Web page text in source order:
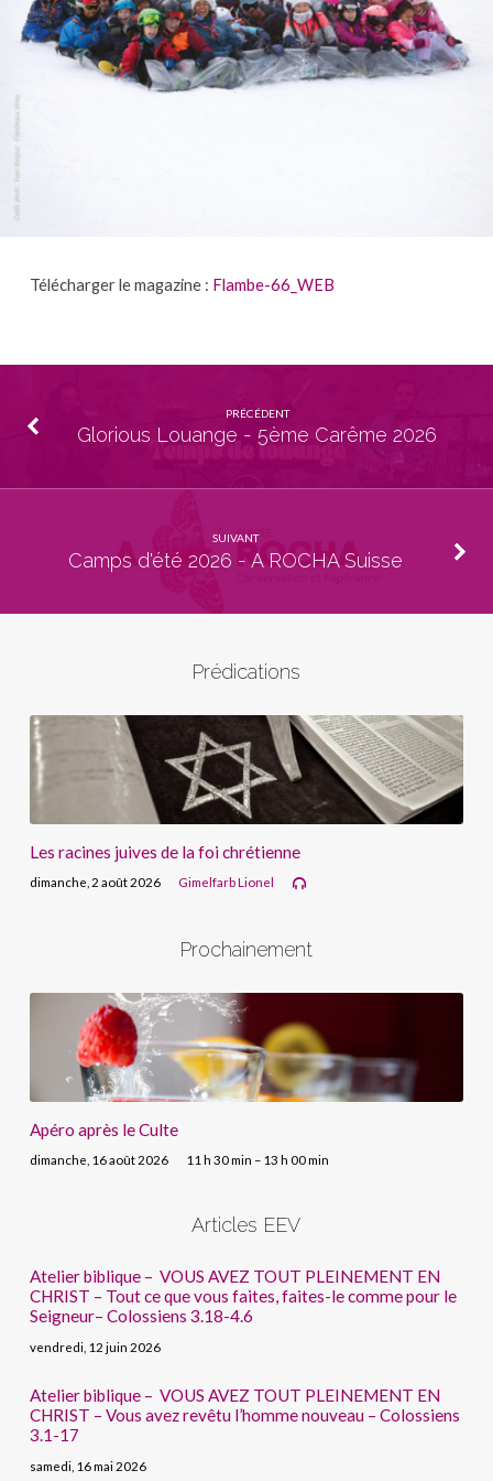
Télécharger le magazine : Flambe-66_WEB
PRÉCÉDENT
Glorious Louange - 5ème Carême 2026
SUIVANT
Camps d'été 2026 - A ROCHA Suisse
Prédications
Les racines juives de la foi chrétienne
dimanche, 2 août 2026 Gimelfarb Lionel
Prochainement
Apéro après le Culte
dimanche, 16 août 2026 11 h 30 min – 13 h 00 min
Articles EEV
Atelier biblique – VOUS AVEZ TOUT PLEINEMENT EN
CHRIST – Tout ce que vous faites, faites-le comme pour le
Seigneur– Colossiens 3.18-4.6
vendredi, 12 juin 2026
Atelier biblique – VOUS AVEZ TOUT PLEINEMENT EN
CHRIST – Vous avez revêtu l’homme nouveau – Colossiens
3.1-17
samedi, 16 mai 2026